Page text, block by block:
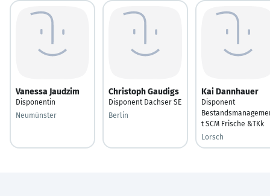
Vanessa Jaudzim
Disponentin
Neumünster
Christoph Gaudigs
Disponent Dachser SE
Berlin
Kai Dannhauer
Disponent
t SCM Frische &TKk
Lorsch